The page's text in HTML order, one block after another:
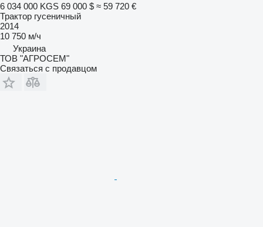
6 034 000 KGS 69 000 $ ≈ 59 720 €
Трактор гусеничный
2014
10 750 м/ч
Украина
ТОВ "АГРОСЕМ"
Связаться с продавцом